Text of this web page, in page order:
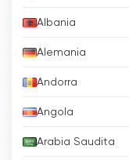
Albania
Alemania
Andorra
Angola
Arabia Saudita